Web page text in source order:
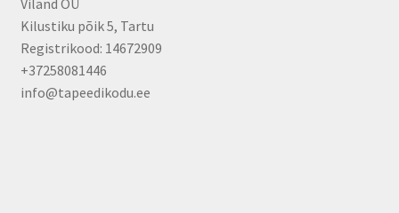
Viland OÜ
Kilustiku põik 5, Tartu
Registrikood: 14672909
+37258081446
info@tapeedikodu.ee